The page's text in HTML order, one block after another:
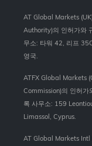
AT Global Markets
Authority)의 인허가와
무소: 타워 42, 리프
영국.
ATFX Global Markets
Commission)의 인허가
록 사무소: 159
Limassol, Cyprus.
AT Global Markets Intl